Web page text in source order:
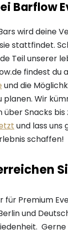
Barflow
wird deine
stattfindet.
Teil unserer
findest du
und die
Wir
Snacks
und lass uns
schaffen!
für Premium
und